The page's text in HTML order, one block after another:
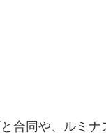
合同や、ルミ